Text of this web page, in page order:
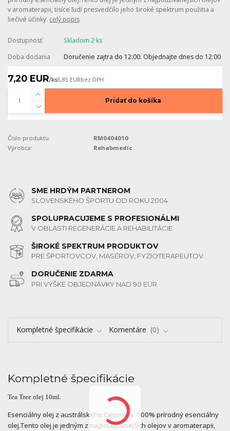
v aromaterapii, tisíce ľudí presvedčilo jeho široké spektrum použitia a
liečivé účinky. celý popis
Dostupnosť
Skladom 2 ks
Doba dodania
Doručenie zajtra do 12:00. Objednajte dnes do 12:00
7,20 EUR/ks5,85 EURbez DPH
Pridať do košíka
Číslo produktu:
RM0404010
Výrobca:
Rehabmedic
SME HRDÝM PARTNEROM
SLOVENSKÉHO ŠPORTU OD ROKU 2004
SPOLUPRACUJEME S PROFESIONÁLMI
V OBLASTI REGENERÁCIE A REHABILITÁCIE
ŠIROKÉ SPEKTRUM PRODUKTOV
PRE ŠPORTOVCOV, MASÉROV, FYZIOTERAPEUTOV.
DORUČENIE ZDARMA
PRI VÝŠKE OBJEDNÁVKY NAD 90 EUR
Kompletné špecifikácie Komentáre 0
Kompletné špecifikácie
Tea Tree olej 10ml.
Esenciálny olej z austrálskeho čajovníka. 100% prírodný esenciálny
olej.Tento olej je jedným z najpoužívanejších olejov v aromaterapii,